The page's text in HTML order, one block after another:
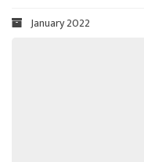
January 2022